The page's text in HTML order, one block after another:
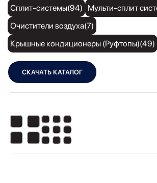
Сплит-системы(94)
Мульти-сплит
Очистители воздуха(7)
Крышные кондиционеры (Руфтопы)(49)
СКАЧАТЬ КАТАЛОГ
Показать: